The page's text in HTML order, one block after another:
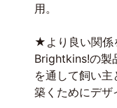
用。
★より良い関係
Brightkins!の製
を通して飼い
築くためにデザ